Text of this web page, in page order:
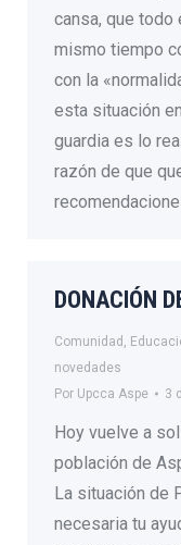
cansa, que todo
mismo tiempo
con la
esta situación
guardia es lo
razón de que
DONACIÓN
Comunidad ,
novedades
Por Upcca Aspe 3
Hoy vuelve a
población de
La situación de
necesaria tu